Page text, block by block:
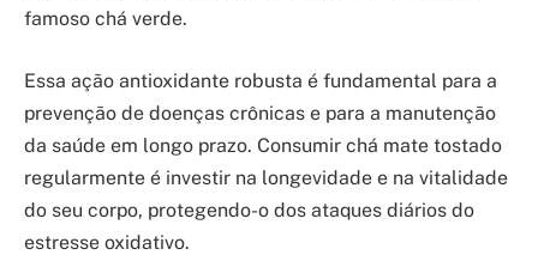
famoso chá verde.
Essa ação antioxidante robusta é fundamental para a
prevenção de doenças crônicas e para a manutenção
da saúde em longo prazo. Consumir chá mate tostado
regularmente é investir na longevidade e na vitalidade
do seu corpo, protegendo-o dos ataques diários do
estresse oxidativo.